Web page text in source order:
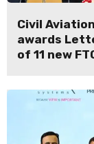
Civil
awards
of 11 new